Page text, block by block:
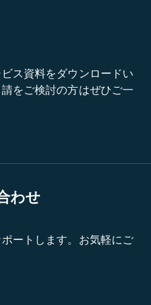
ス資料をダウンロードい
をご検討の方はぜひご一
わせ
ートします。お気軽にご